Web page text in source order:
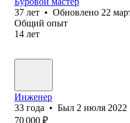
37 лет • Обновлено 22
Общий опыт
14 лет
Инженер
33 года • Был 2 июля 2022
70 000 ₽